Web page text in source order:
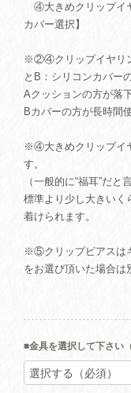
④大きめクリップイ
カバー選択】
※②④クリップイヤリ
とB：シリコンカバー
Aクッションの方が落
Bカバーの方が長時間
※④大きめクリップイ
す。
（一般的に“福耳”だと
標準より少し大きい
着けられます。
※⑤クリップピアスは
をお選び頂いた場合は
■金具を選択して下さい